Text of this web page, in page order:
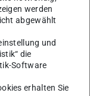
Jahren
und zu
und die
in seinem
der neuen
werden
abgewählt
und
die
Software
erhalten Sie